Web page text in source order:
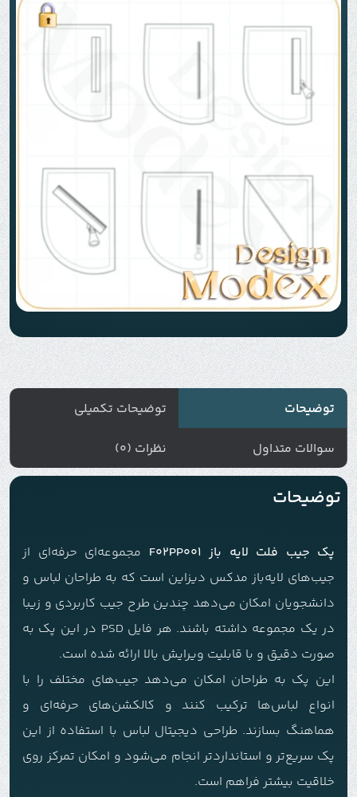
توضیحات
توضیحات تکمیلی
سوالات متداول
نظرات (0)
توضیحات
پک جیب فلت لایه باز F02PP001
مجموعه‌ای حرفه‌ای از
جیب‌های لایه‌باز مدکس دیزاین است که به طراحان لباس و
دانشجویان امکان می‌دهد چندین طرح جیب کاربردی و زیبا
در یک مجموعه داشته باشند. هر فایل PSD در این پک به
صورت دقیق و با قابلیت ویرایش بالا ارائه شده است.
این پک به طراحان امکان می‌دهد جیب‌های مختلف را با
انواع لباس‌ها ترکیب کنند و کالکشن‌های حرفه‌ای و
هماهنگ بسازند. طراحی دیجیتال لباس با استفاده از این
پک سریع‌تر و استانداردتر انجام می‌شود و امکان تمرکز روی
خلاقیت بیشتر فراهم است.